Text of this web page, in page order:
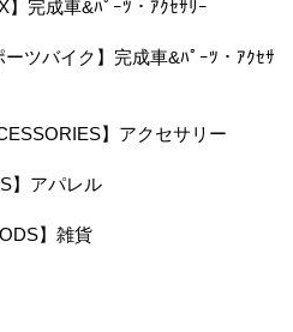
】完成車&ﾊﾟｰﾂ・ｱｸｾｻﾘｰ
ーツバイク】完成車&ﾊﾟｰﾂ・ｱｸｾｻ
】アクセサリー
】アパレル
】雑貨